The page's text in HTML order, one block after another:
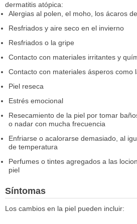
dermatitis atópica:
Alergias al polen, el moho, los ácaros
Resfriados y aire seco en el invierno
Resfriados o la gripe
Contacto con materiales irritantes y
Contacto con materiales ásperos como
Piel reseca
Estrés emocional
Resecamiento de la piel por tomar
o nadar con mucha frecuencia
Enfriarse o acalorarse demasiado, al
de temperatura
Perfumes o tintes agregados a las
piel
Síntomas
Los cambios en la piel pueden incluir: